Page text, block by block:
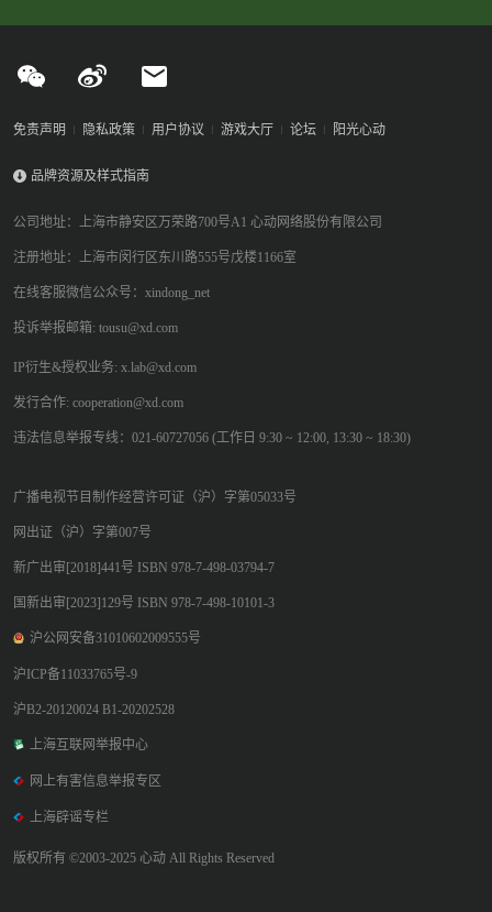
免责声明 隐私政策 用户协议 游戏大厅 论坛 阳光心动
品牌资源及样式指南
公司地址：上海市静安区万荣路700号A1 心动网络股份有限公司
注册地址：上海市闵行区东川路555号戊楼1166室
在线客服微信公众号：xindong_net
投诉举报邮箱: tousu@xd.com
IP衍生&授权业务: x.lab@xd.com
发行合作: cooperation@xd.com
违法信息举报专线：021-60727056 (工作日 9:30 ~ 12:00, 13:30 ~ 18:30)
广播电视节目制作经营许可证（沪）字第05033号
网出证（沪）字第007号
新广出审[2018]441号 ISBN 978-7-498-03794-7
国新出审[2023]129号 ISBN 978-7-498-10101-3
沪公网安备31010602009555号
沪ICP备11033765号-9
沪B2-20120024 B1-20202528
上海互联网举报中心
网上有害信息举报专区
上海辟谣专栏
版权所有 ©2003-2025 心动 All Rights Reserved